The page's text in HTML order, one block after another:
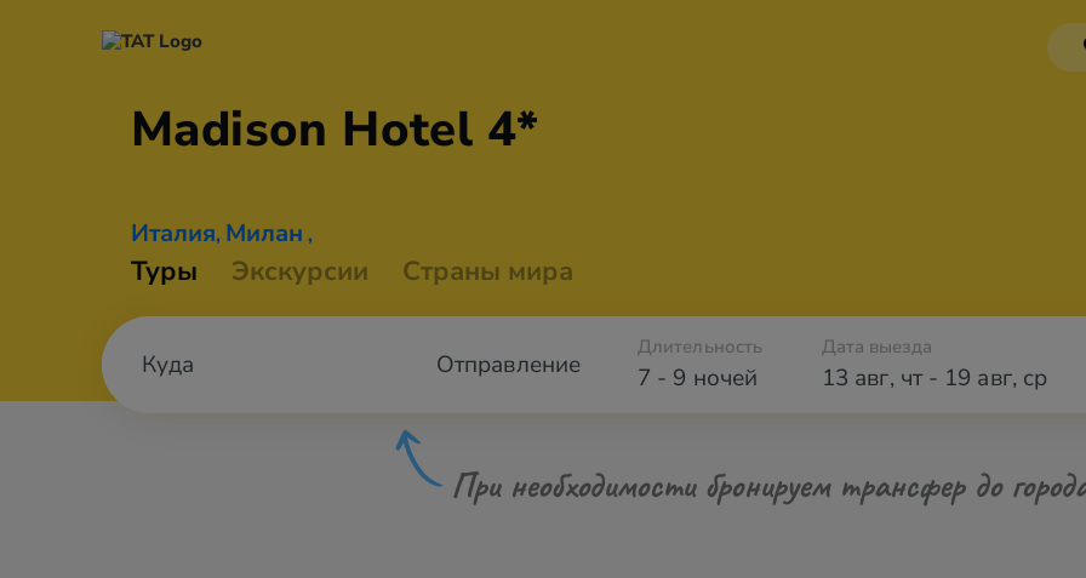
Madison Hotel 4*
Италия, Милан ,
Туры Экскурсии Страны мира
Отправление 7 - 9 ночей
Длительность Дата выезда
13 авг, чт- 19 авг, ср
При необходимости бронируем трансфер до